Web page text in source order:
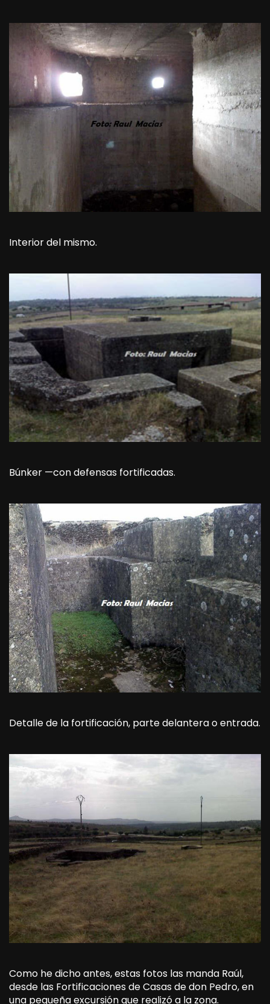
Interior del mismo.
Búnker —con defensas fortificadas.
Detalle de la fortificación, parte delantera o entrada.
Como he dicho antes, estas fotos las manda Raúl,
desde las Fortificaciones de Casas de don Pedro, en
una pequeña excursión que realizó a la zona.